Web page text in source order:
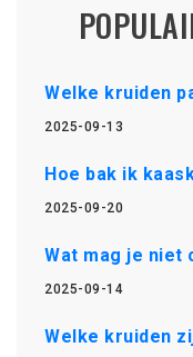
Welke kruiden
2025-09-13
Hoe bak ik
2025-09-20
Wat mag je niet
2025-09-14
Welke kruiden